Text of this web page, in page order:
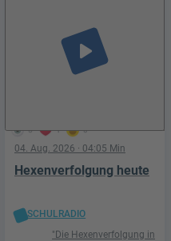
5 1 0
play_arrow
04. Aug. 2026 · 04:05 Min
Hexenverfolgung heute
SCHULRADIO
"Die Hexenverfolgung in